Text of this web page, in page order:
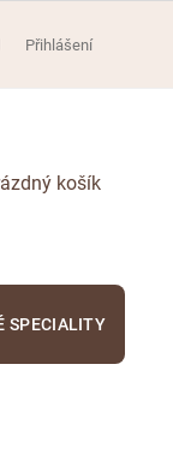
Přihlášení
SPECIALITY